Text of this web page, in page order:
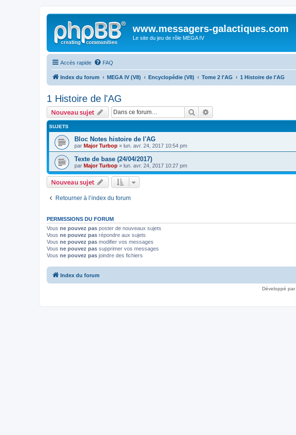
www.messagers-galactiques.com
Le site du jeu de rôle MEGA IV
Accès rapide FAQ
Index du forum MEGA IV (V8) Encyclopédie (V8) Tome 2 l'AG 1 Histoire de l'AG
1 Histoire de l'AG
Nouveau sujet Rechercher
SUJETS
Bloc Notes histoire de l'AG
par Major Turbop » lun. avr. 24, 2017 10:54 pm
Texte de base (24/04/2017)
par Major Turbop » lun. avr. 24, 2017 10:27 pm
Nouveau sujet
Retourner à l’index du forum
PERMISSIONS DU FORUM
Vous ne pouvez pas poster de nouveaux sujets
Vous ne pouvez pas répondre aux sujets
Vous ne pouvez pas modifier vos messages
Vous ne pouvez pas supprimer vos messages
Vous ne pouvez pas joindre des fichiers
Index du forum
Développé par